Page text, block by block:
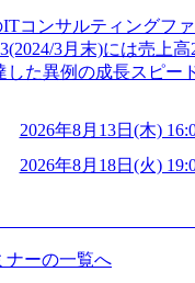
article/
、東京都港区の行政手
articles/-/
学べる環境 【コンサ
軸足を置きながら、他
イトルアップでのオフ
ー年収 ・実力主義でプ
もあり） ・週に1度
リアについて検討して
アを反映できるｐｊに
始業・終業時刻の繰り
： 子1人につき5日まで
能 家族看護休暇： 5日まで取得
山事業所の近くに、
下の入居基準を満たす
・満33歳までの独身者
が2時間を超えること 住
を満たす女性には住宅
約1時間 2026年8月13日
験歓迎！／ M&A承継
き方について詳しくお
いたします。 M&A業界
い 働くイメージを具
ある方、転職を少しで
したい方でも歓迎です
は、質疑応答のお時間
会にてお話できること
にアンケート回答をお
meets)
ITコンサルティングフ
3月末)には売上
した異例の成長スピー
現在コンサルティン
にランクインして
グ。幅広い業界の大企
方、インキュベーショ
であり、 自社で新規
資～ハンズオン支援も
2026年8月13日(木)
2026年8月18日(火)
ナーの一覧へ